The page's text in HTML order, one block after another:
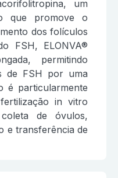
um
que promove o
dos folículos
FSH, ELONVA®
permitindo
de FSH por uma
é particularmente
in vitro
de óvulos,
e transferência de